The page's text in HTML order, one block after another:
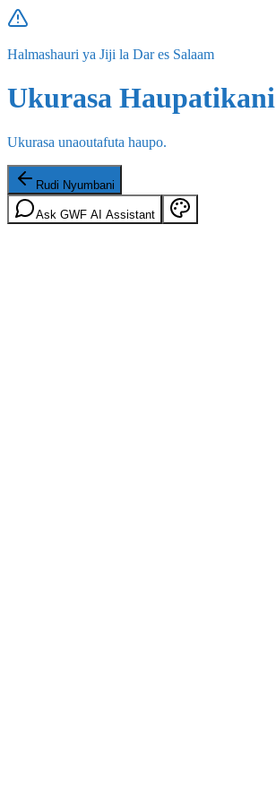
Halmashauri ya Jiji la Dar es Salaam
Ukurasa Haupatikani
Ukurasa unaoutafuta haupo.
Rudi Nyumbani
Ask GWF AI Assistant